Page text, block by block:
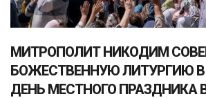
МИТРОПОЛИТ НИКОДИМ
БОЖЕСТВЕННУЮ ЛИТУРГИЮ
ДЕНЬ МЕСТНОГО ПРАЗДНИКА